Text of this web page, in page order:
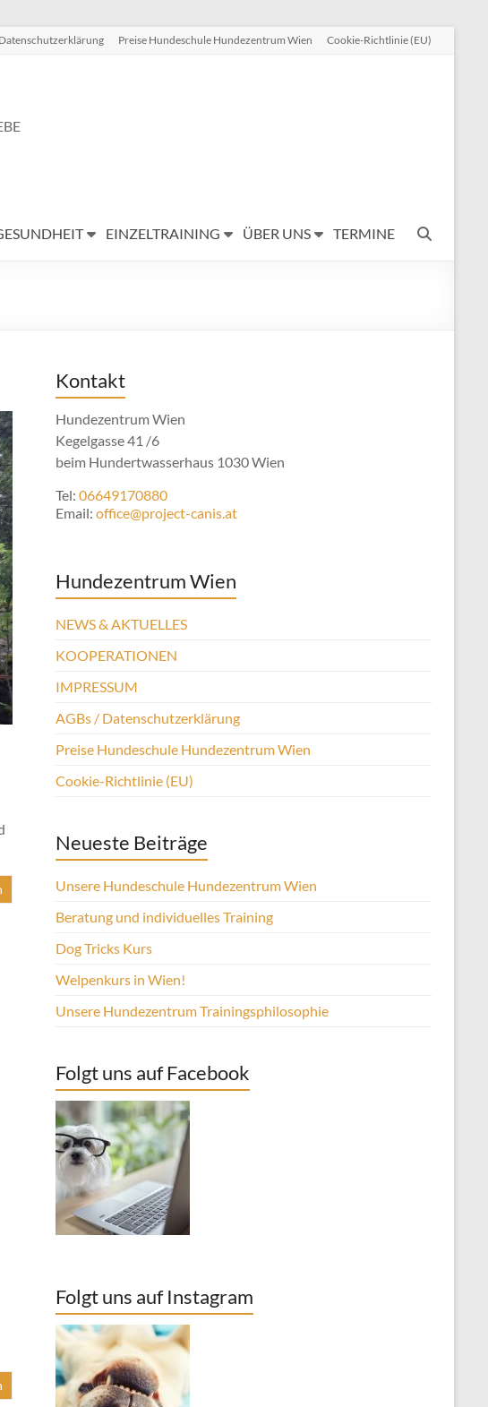
Preise Hundeschule Hundezentrum Wien Cookie-Richtlinie (EU)
EINZELTRAINING ÜBER UNS TERMINE
Kontakt
Hundezentrum Wien
Kegelgasse 41 /6
beim Hundertwasserhaus 1030 Wien
Tel: 06649170880
Email: office@project-canis.at
Hundezentrum Wien
NEWS & AKTUELLES
KOOPERATIONEN
IMPRESSUM
AGBs / Datenschutzerklärung
Preise Hundeschule Hundezentrum Wien
Cookie-Richtlinie (EU)
Neueste Beiträge
Unsere Hundeschule Hundezentrum Wien
Beratung und individuelles Training
Dog Tricks Kurs
Welpenkurs in Wien!
Unsere Hundezentrum Trainingsphilosophie
Folgt uns auf Facebook
Folgt uns auf Instagram